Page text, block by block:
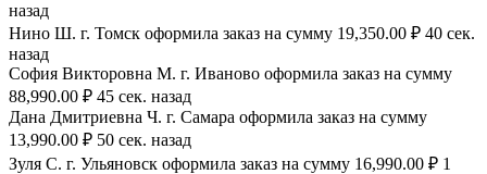
назад
Нино Ш. г. Томск оформила заказ на сумму 19,350.00 ₽ 40 сек.
назад
София Викторовна М. г. Иваново оформила заказ на сумму
88,990.00 ₽ 45 сек. назад
Дана Дмитриевна Ч. г. Самара оформила заказ на сумму
13,990.00 ₽ 50 сек. назад
Зуля С. г. Ульяновск оформила заказ на сумму 16,990.00 ₽ 1